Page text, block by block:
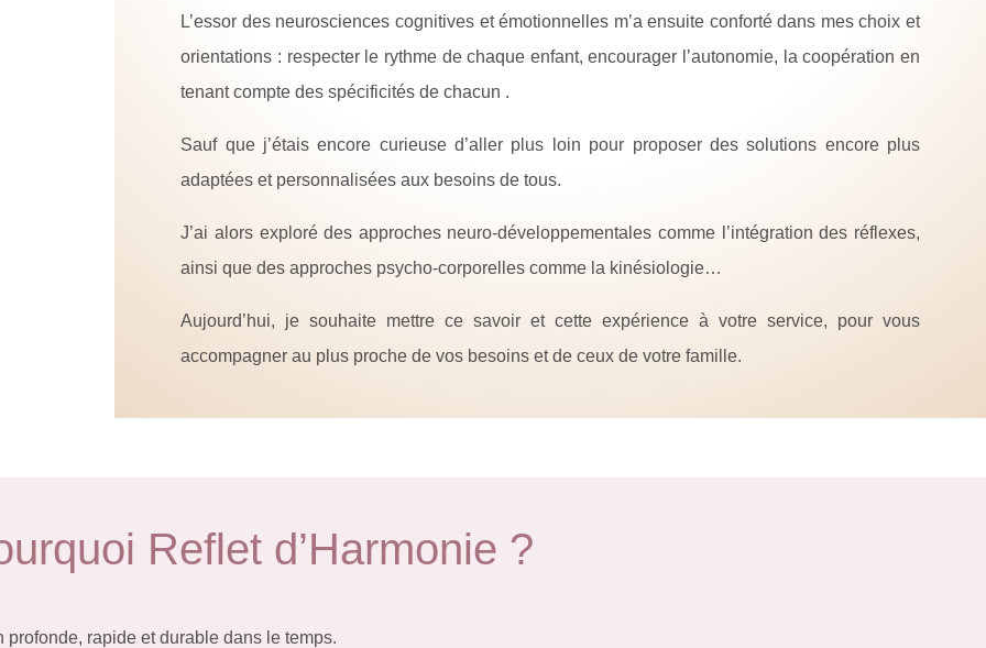
L’essor des neurosciences cognitives et émotionnelles m’a ensuite conforté dans mes choix et
orientations : respecter le rythme de chaque enfant, encourager l’autonomie, la coopération en
tenant compte des spécificités de chacun .
Sauf que j’étais encore curieuse d’aller plus loin pour proposer des solutions encore plus
adaptées et personnalisées aux besoins de tous.
J’ai alors exploré des approches neuro-développementales comme l’intégration des réflexes,
ainsi que des approches psycho-corporelles comme la kinésiologie…
Aujourd’hui, je souhaite mettre ce savoir et cette expérience à votre service, pour vous
accompagner au plus proche de vos besoins et de ceux de votre famille.
Reflet d’Harmonie ?
rapide et durable dans le temps.